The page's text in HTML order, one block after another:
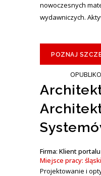
nowoczesnych
wydawniczych.
POZNAJ
Firma: Klient
Miejsce pracy:
Projektowanie i